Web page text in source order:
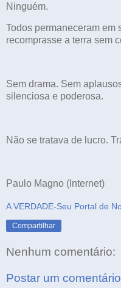
Ninguém.
Todos permaneceram
recomprasse a terra sem
Sem drama. Sem
silenciosa e poderosa.
Não se tratava de lucro.
Paulo Magno (Internet)
A VERDADE-Seu Portal de
Compartilhar
Nenhum comentário:
Postar um comentário